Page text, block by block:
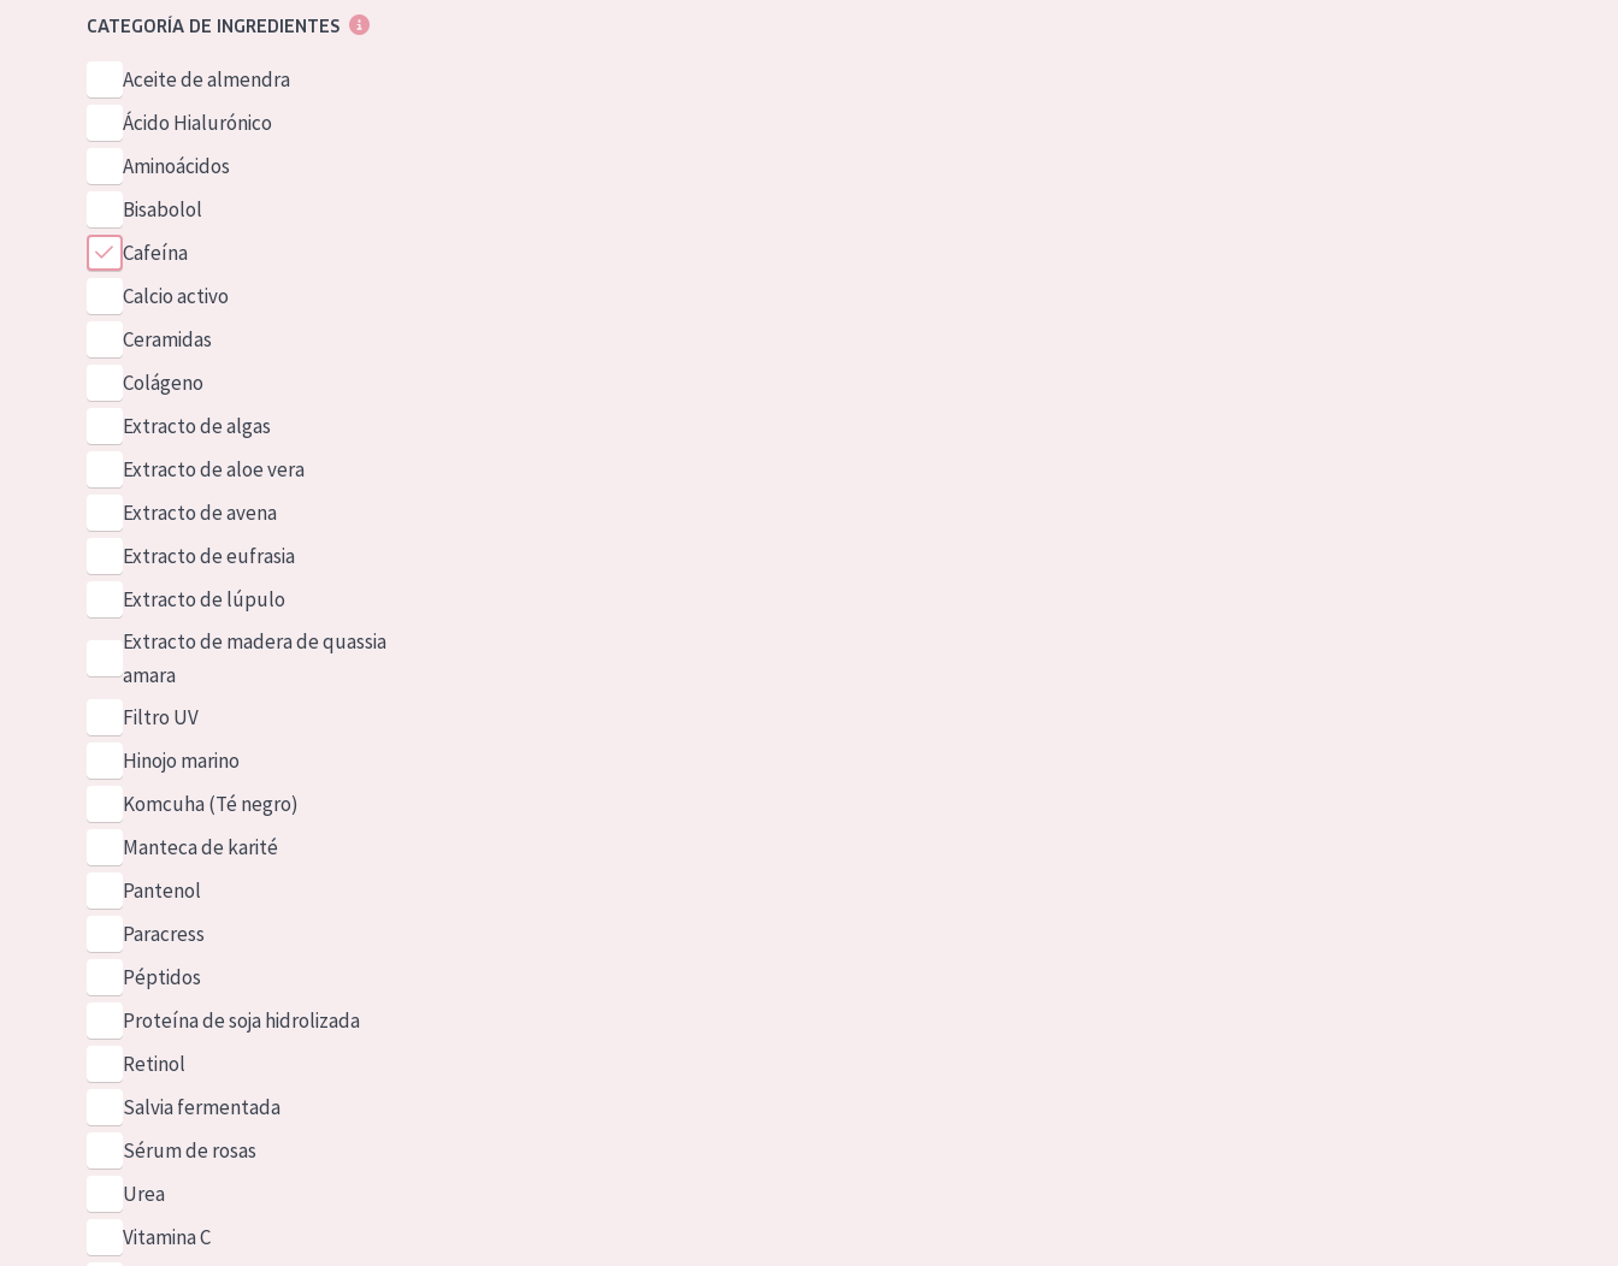
CATEGORÍA DE INGREDIENTES
Aceite de almendra
Ácido Hialurónico
Aminoácidos
Bisabolol
Cafeína
Calcio activo
Ceramidas
Colágeno
Extracto de algas
Extracto de aloe vera
Extracto de avena
Extracto de eufrasia
Extracto de lúpulo
Extracto de madera de quassia
amara
Filtro UV
Hinojo marino
Komcuha (Té negro)
Manteca de karité
Pantenol
Paracress
Péptidos
Proteína de soja hidrolizada
Retinol
Salvia fermentada
Sérum de rosas
Urea
Vitamina C